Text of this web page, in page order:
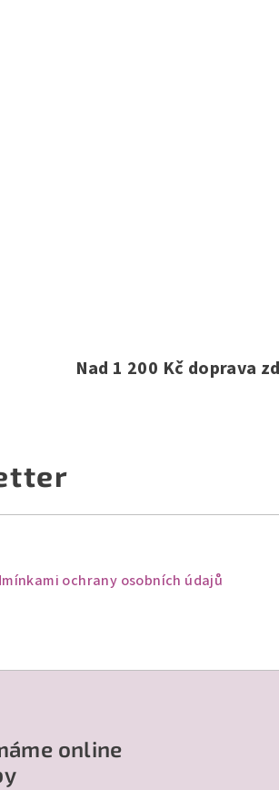
Nad 1 200 Kč doprava
ochrany osobních údajů
online